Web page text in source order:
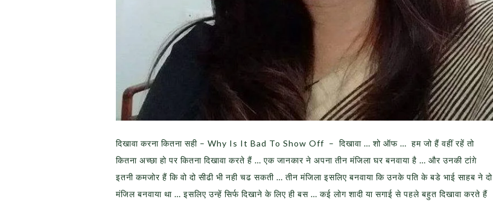
दिखावा करना कितना सही – Why Is It Bad To Show Off – दिखावा … शो ऑफ … हम जो हैं वहीं रहें तो
कितना अच्छा हो पर कितना दिखावा करते हैं … एक जानकार ने अपना तीन मंजिला घर बनवाया है … और उनकी टांग़े
इतनी कमजोर हैं कि वो दो सीढी भी नही चढ सकती … तीन मंजिला इसलिए बनवाया कि उनके पति के बडे भाई साहब ने दो
मंजिल बनवाया था … इसलिए उन्हें सिर्फ दिखाने के लिए ही बस … कई लोग शादी या सगाई से पहले बहुत दिखावा करते हैं